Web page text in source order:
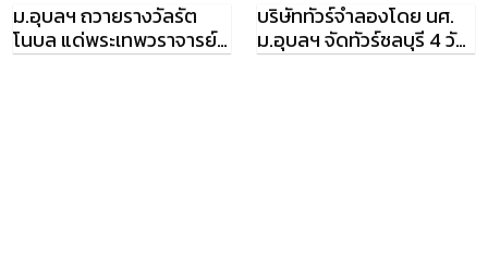
ม.อุบลฯ ถวายรางวัลรัต
โนบล แด่พระเทพวราจารย์
เจ้าคณะจังหวัดอุบลราชธานี
บริษัททัวร์จำลองโดย นศ.
ม.อุบลฯ จัดทัวร์ชลบุรี 4 วัน
3 คืน